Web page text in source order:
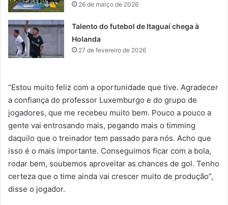
26 de março de 2026
Talento do futebol de Itaguaí chega à
Holanda
27 de fevereiro de 2026
“Estou muito feliz com a oportunidade que tive. Agradecer
a confiança do professor Luxemburgo e do grupo de
jogadores, que me recebeu muito bem. Pouco a pouco a
gente vai entrosando mais, pegando mais o timming
daquilo que o treinador tem passado para nós. Acho que
isso é o mais importante. Conseguimos ficar com a bola,
rodar bem, soubemos aproveitar as chances de gol. Tenho
certeza que o time ainda vai crescer muito de produção”,
disse o jogador.